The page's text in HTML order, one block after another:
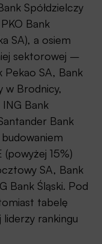
Spółdzielczy
Bank
SA), a osiem
sektorowej –
Pekao SA, Bank
w Brodnicy,
Bank
Bank
15%)
SA, Bank
Bank Śląski. Pod
tabelę
rankingu